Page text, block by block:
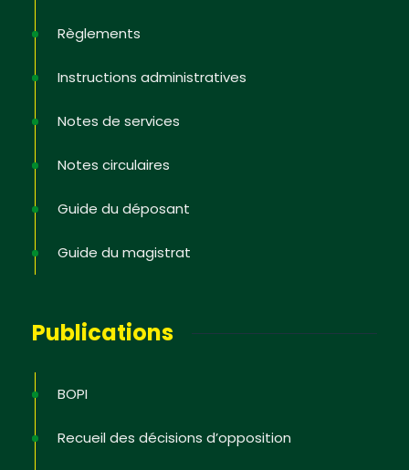
Règlements
Instructions administratives
Notes de services
Notes circulaires
Guide du déposant
Guide du magistrat
Publications
BOPI
Recueil des décisions d’opposition